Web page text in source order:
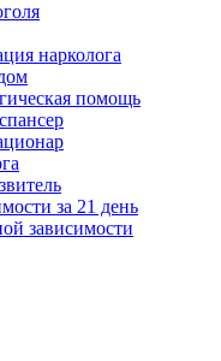
нарколога
помощь
за 21 день
зависимости